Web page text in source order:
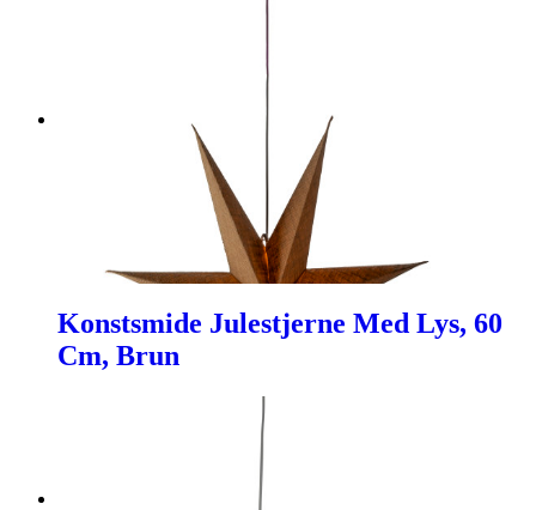
Konstsmide Julestjerne Med Lys, 60
Cm, Brun